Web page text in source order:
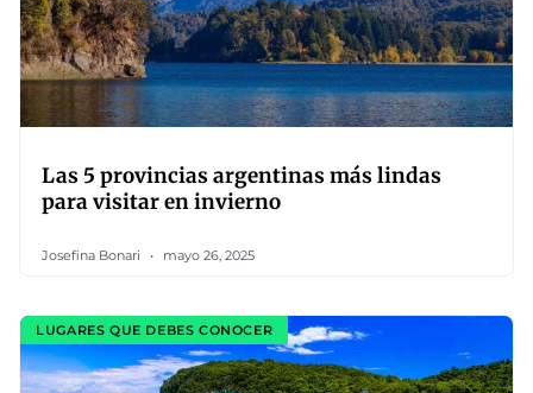
Las 5 provincias argentinas más lindas
para visitar en invierno
Josefina Bonari mayo 26, 2025
LUGARES QUE DEBES CONOCER